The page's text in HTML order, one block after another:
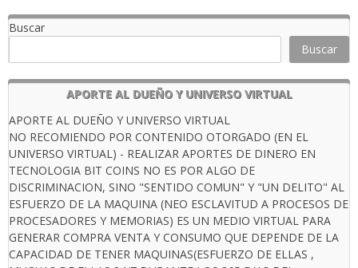
Buscar
Buscar
APORTE AL DUEÑO Y UNIVERSO VIRTUAL
APORTE AL DUEÑO Y UNIVERSO VIRTUAL
NO RECOMIENDO POR CONTENIDO OTORGADO (EN EL
UNIVERSO VIRTUAL) - REALIZAR APORTES DE DINERO EN
TECNOLOGIA BIT COINS NO ES POR ALGO DE
DISCRIMINACION, SINO "SENTIDO COMUN" Y "UN DELITO" AL
ESFUERZO DE LA MAQUINA (NEO ESCLAVITUD A PROCESOS DE
PROCESADORES Y MEMORIAS) ES UN MEDIO VIRTUAL PARA
GENERAR COMPRA VENTA Y CONSUMO QUE DEPENDE DE LA
CAPACIDAD DE TENER MAQUINAS(ESFUERZO DE ELLAS ,